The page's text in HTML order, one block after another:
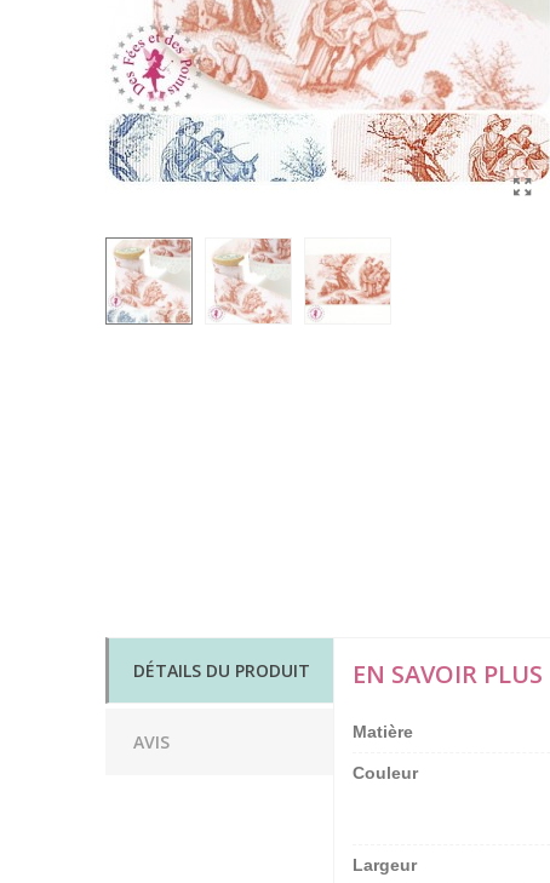
DÉTAILS DU PRODUIT
AVIS
EN SAVOIR PLUS
Matière
Couleur
Largeur